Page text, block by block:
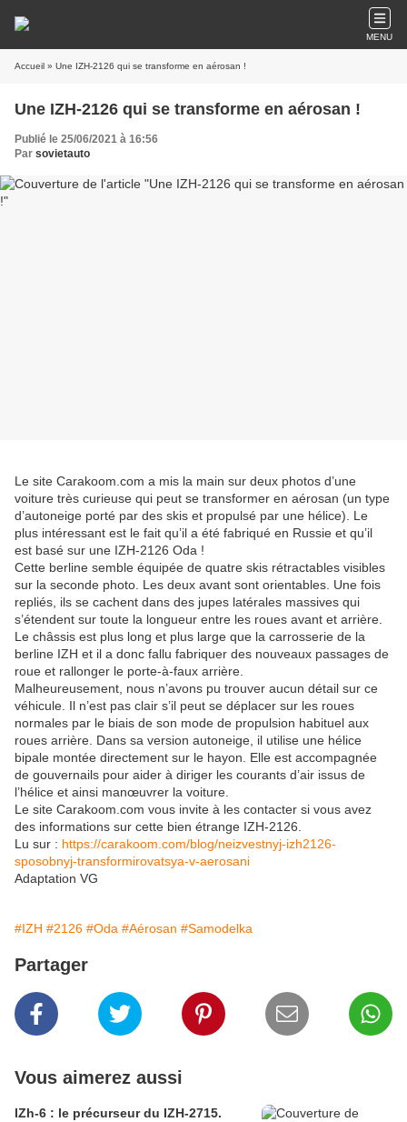
MENU
Accueil » Une IZH-2126 qui se transforme en aérosan !
Une IZH-2126 qui se transforme en aérosan !
Publié le 25/06/2021 à 16:56
Par sovietauto
Le site Carakoom.com a mis la main sur deux photos d’une
voiture très curieuse qui peut se transformer en aérosan (un type
d’autoneige porté par des skis et propulsé par une hélice). Le
plus intéressant est le fait qu’il a été fabriqué en Russie et qu’il
est basé sur une IZH-2126 Oda !
Cette berline semble équipée de quatre skis rétractables visibles
sur la seconde photo. Les deux avant sont orientables. Une fois
repliés, ils se cachent dans des jupes latérales massives qui
s’étendent sur toute la longueur entre les roues avant et arrière.
Le châssis est plus long et plus large que la carrosserie de la
berline IZH et il a donc fallu fabriquer des nouveaux passages de
roue et rallonger le porte-à-faux arrière.
Malheureusement, nous n’avons pu trouver aucun détail sur ce
véhicule. Il n’est pas clair s’il peut se déplacer sur les roues
normales par le biais de son mode de propulsion habituel aux
roues arrière. Dans sa version autoneige, il utilise une hélice
bipale montée directement sur le hayon. Elle est accompagnée
de gouvernails pour aider à diriger les courants d’air issus de
l’hélice et ainsi manœuvrer la voiture.
Le site Carakoom.com vous invite à les contacter si vous avez
des informations sur cette bien étrange IZH-2126.
Lu sur : https://carakoom.com/blog/neizvestnyj-izh2126-
sposobnyj-transformirovatsya-v-aerosani
Adaptation VG
#IZH #2126 #Oda #Aérosan #Samodelka
Partager
Vous aimerez aussi
IZh-6 : le précurseur du IZH-2715.